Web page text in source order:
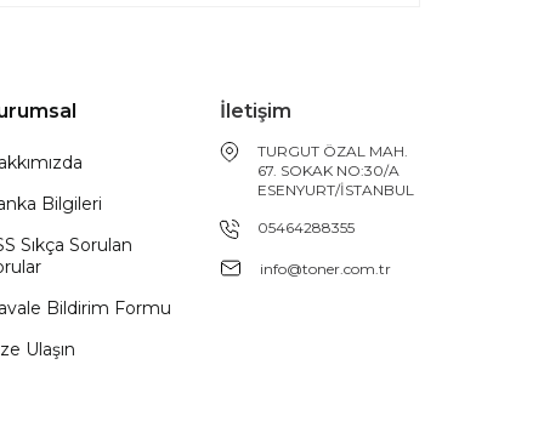
Bilgileri
Sıkça Sorulan
Bildirim Formu
Ulaşın
İletişim
TURGUT ÖZAL MAH.
67. SOKAK NO:30/A
ESENYURT/İSTANBUL
05464288355
info@toner.com.tr